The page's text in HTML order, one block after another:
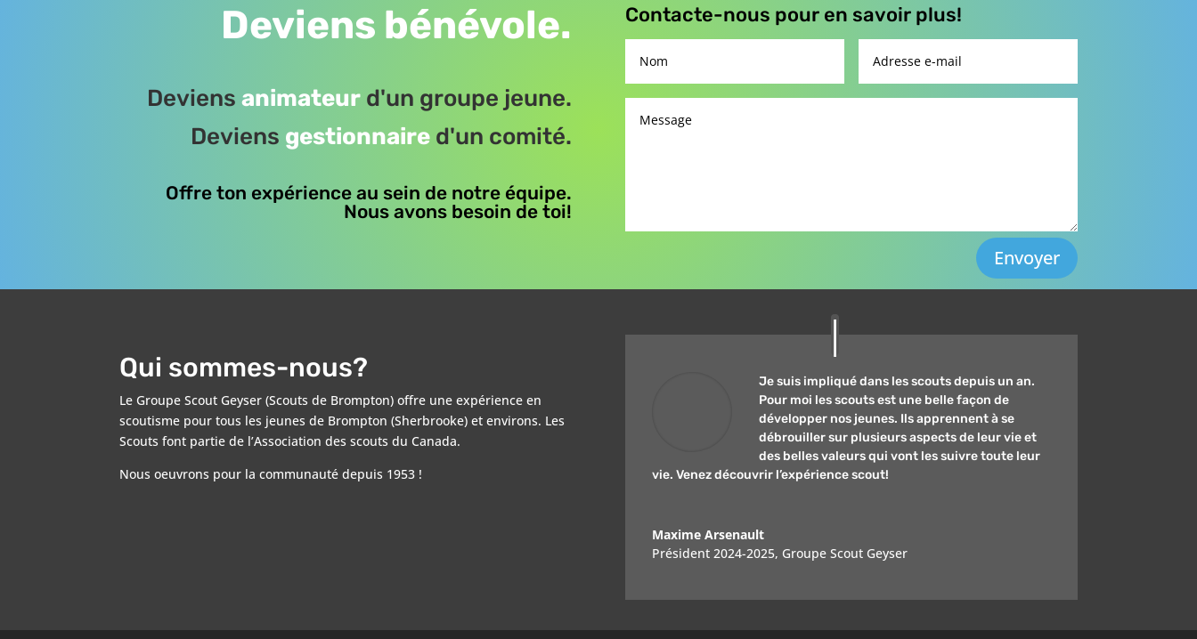
Deviens bénévole.
Deviensanimateur d'un groupe jeune.
Deviens gestionnaire d'un comité.
Offre ton expérience au sein de notre équipe.
Nous avons besoin de toi!
Contacte-nous pour en savoir plus!
Envoyer
Qui sommes-nous?
Le Groupe Scout Geyser (Scouts de Brompton) offre une expérience en
scoutisme pour tous les jeunes de Brompton (Sherbrooke) et environs. Les
Scouts font partie de l’Association des scouts du Canada.
Nous oeuvrons pour la communauté depuis 1953 !
Je suis impliqué dans les scouts depuis un an.
Pour moi les scouts est une belle façon de
développer nos jeunes. Ils apprennent à se
débrouiller sur plusieurs aspects de leur vie et
des belles valeurs qui vont les suivre toute leur
vie. Venez découvrir l’expérience scout!
Maxime Arsenault
Président 2024-2025, Groupe Scout Geyser